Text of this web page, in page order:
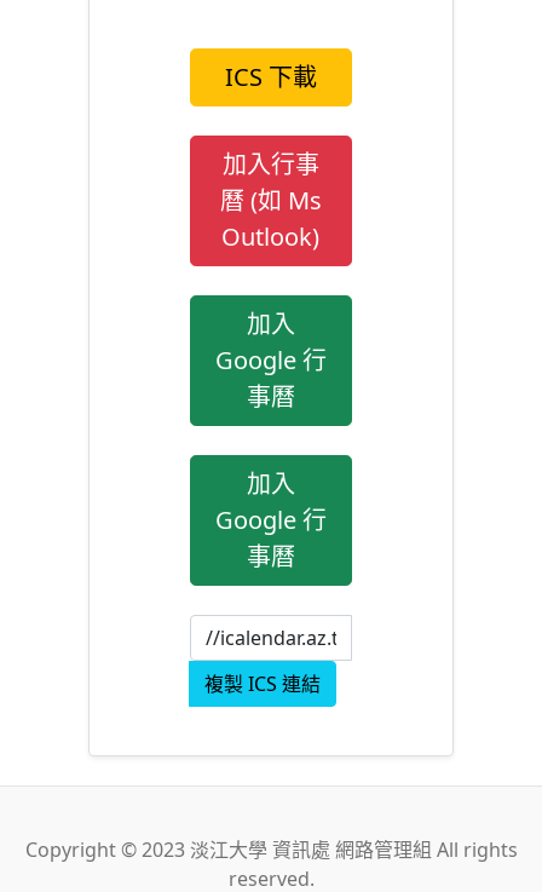
ICS 下載
加入行事
曆 (如 Ms
Outlook)
加入
Google 行
事曆
加入
Google 行
事曆
複製 ICS 連結
Copyright © 2023 淡江大學 資訊處 網路管理組 All rights
reserved.